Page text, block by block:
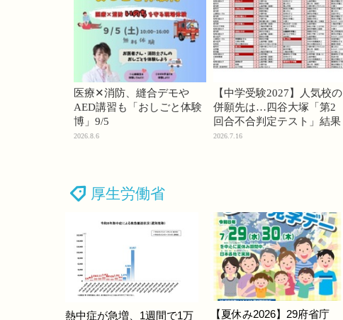
医療✕消防、縫合デモや
AED講習も「おしごと体験
博」9/5
2026.8.6
【中学受験2027】人気校の
併願先は…四谷大塚「第2
回合不合判定テスト」結果
2026.7.16
厚生労働省
熱中症が急増、1週間で1万 【夏休み2026】29府省庁